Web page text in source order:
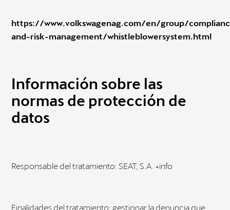
https://www.volkswagenag.com/en/group/
and-risk-management/whistleblowersystem.html
Información sobre las
normas de protección de
datos
Responsable del tratamiento: SEAT, S.A. +info
Finalidades del tratamiento: gestionar la denuncia que